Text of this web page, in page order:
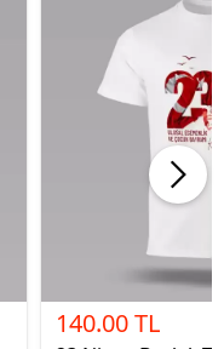
140.00 TL